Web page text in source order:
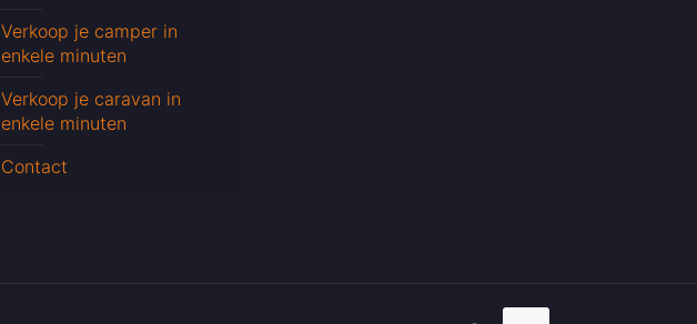
Verkoop je camper in
enkele minuten
Verkoop je caravan in
enkele minuten
Contact